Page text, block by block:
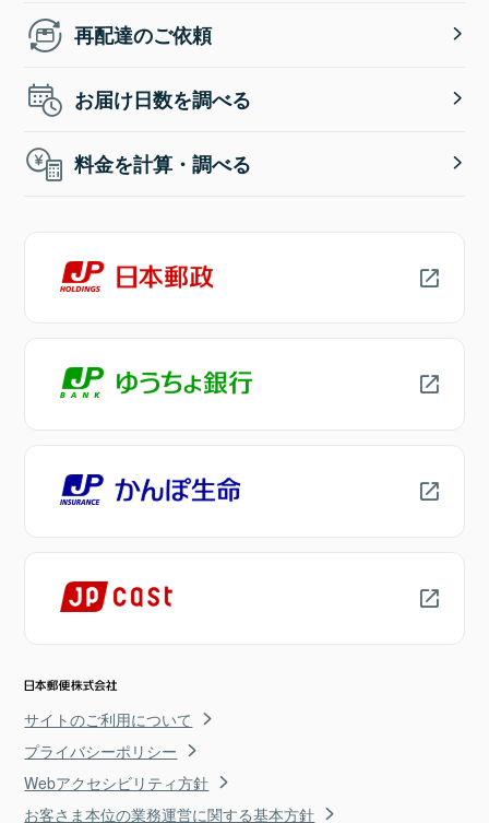
再配達のご依頼
お届け日数を調べる
料金を計算・調べる
サイトのご利用について
プライバシーポリシー
Webアクセシビリティ方針
お客さま本位の業務運営に関する基本方針